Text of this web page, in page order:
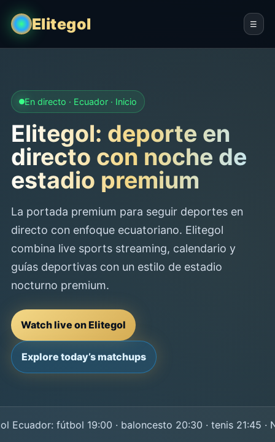
Elitegol ☰
En directo · Ecuador · Inicio
Elitegol: deporte en
directo con noche de
estadio premium
La portada premium para seguir deportes en
directo con enfoque ecuatoriano. Elitegol
combina live sports streaming, calendario y
guías deportivas con un estilo de estadio
nocturno premium.
Watch live on Elitegol
Explore today’s matchups
fútbol 19:00 · baloncesto 20:30 · tenis 21:45 ·